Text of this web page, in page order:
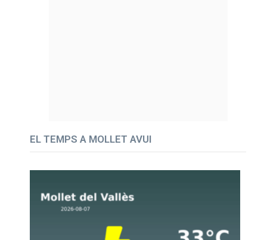
EL TEMPS A MOLLET AVUI